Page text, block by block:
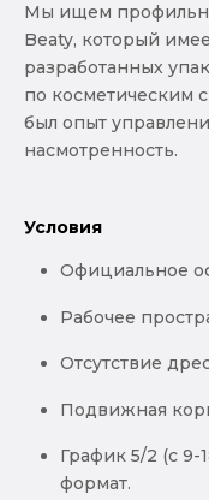
Мы ищем
Beaty, который
разработанных
по косметическим
был опыт
насмотренность.
Условия
Официальное
Рабочее
Отсутствие
Подвижная
График 5/2 (с
формат.